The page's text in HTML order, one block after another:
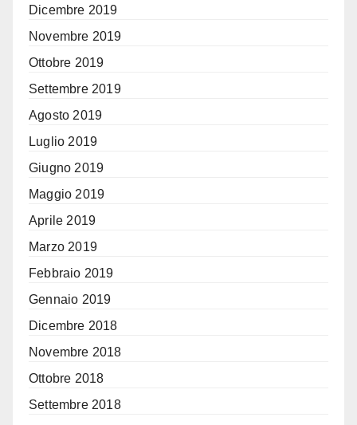
Dicembre 2019
Novembre 2019
Ottobre 2019
Settembre 2019
Agosto 2019
Luglio 2019
Giugno 2019
Maggio 2019
Aprile 2019
Marzo 2019
Febbraio 2019
Gennaio 2019
Dicembre 2018
Novembre 2018
Ottobre 2018
Settembre 2018